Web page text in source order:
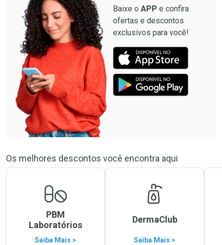
Baixe o APP e confira
ofertas e descontos
exclusivos para você!
Os melhores descontos você encontra aqui
PBM
Laboratórios
Saiba Mais >
DermaClub
Saiba Mais >